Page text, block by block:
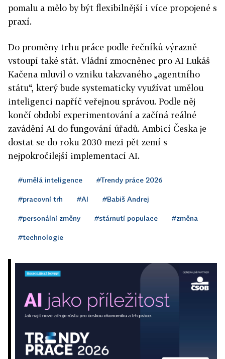
pomalu a mělo by být flexibilnější i více propojené s
praxí.
Do proměny trhu práce podle řečníků výrazně
vstoupí také stát. Vládní zmocněnec pro AI Lukáš
Kačena mluvil o vzniku takzvaného „agentního
státu“, který bude systematicky využívat umělou
inteligenci napříč veřejnou správou. Podle něj
končí období experimentování a začíná reálné
zavádění AI do fungování úřadů. Ambicí Česka je
dostat se do roku 2030 mezi pět zemí s
nejpokročilejší implementací AI.
#umělá inteligence #Trendy práce 2026
#pracovní trh #AI #Babiš Andrej
#personální změny #stárnutí populace #změna
#technologie